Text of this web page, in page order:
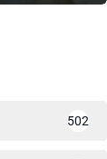
502